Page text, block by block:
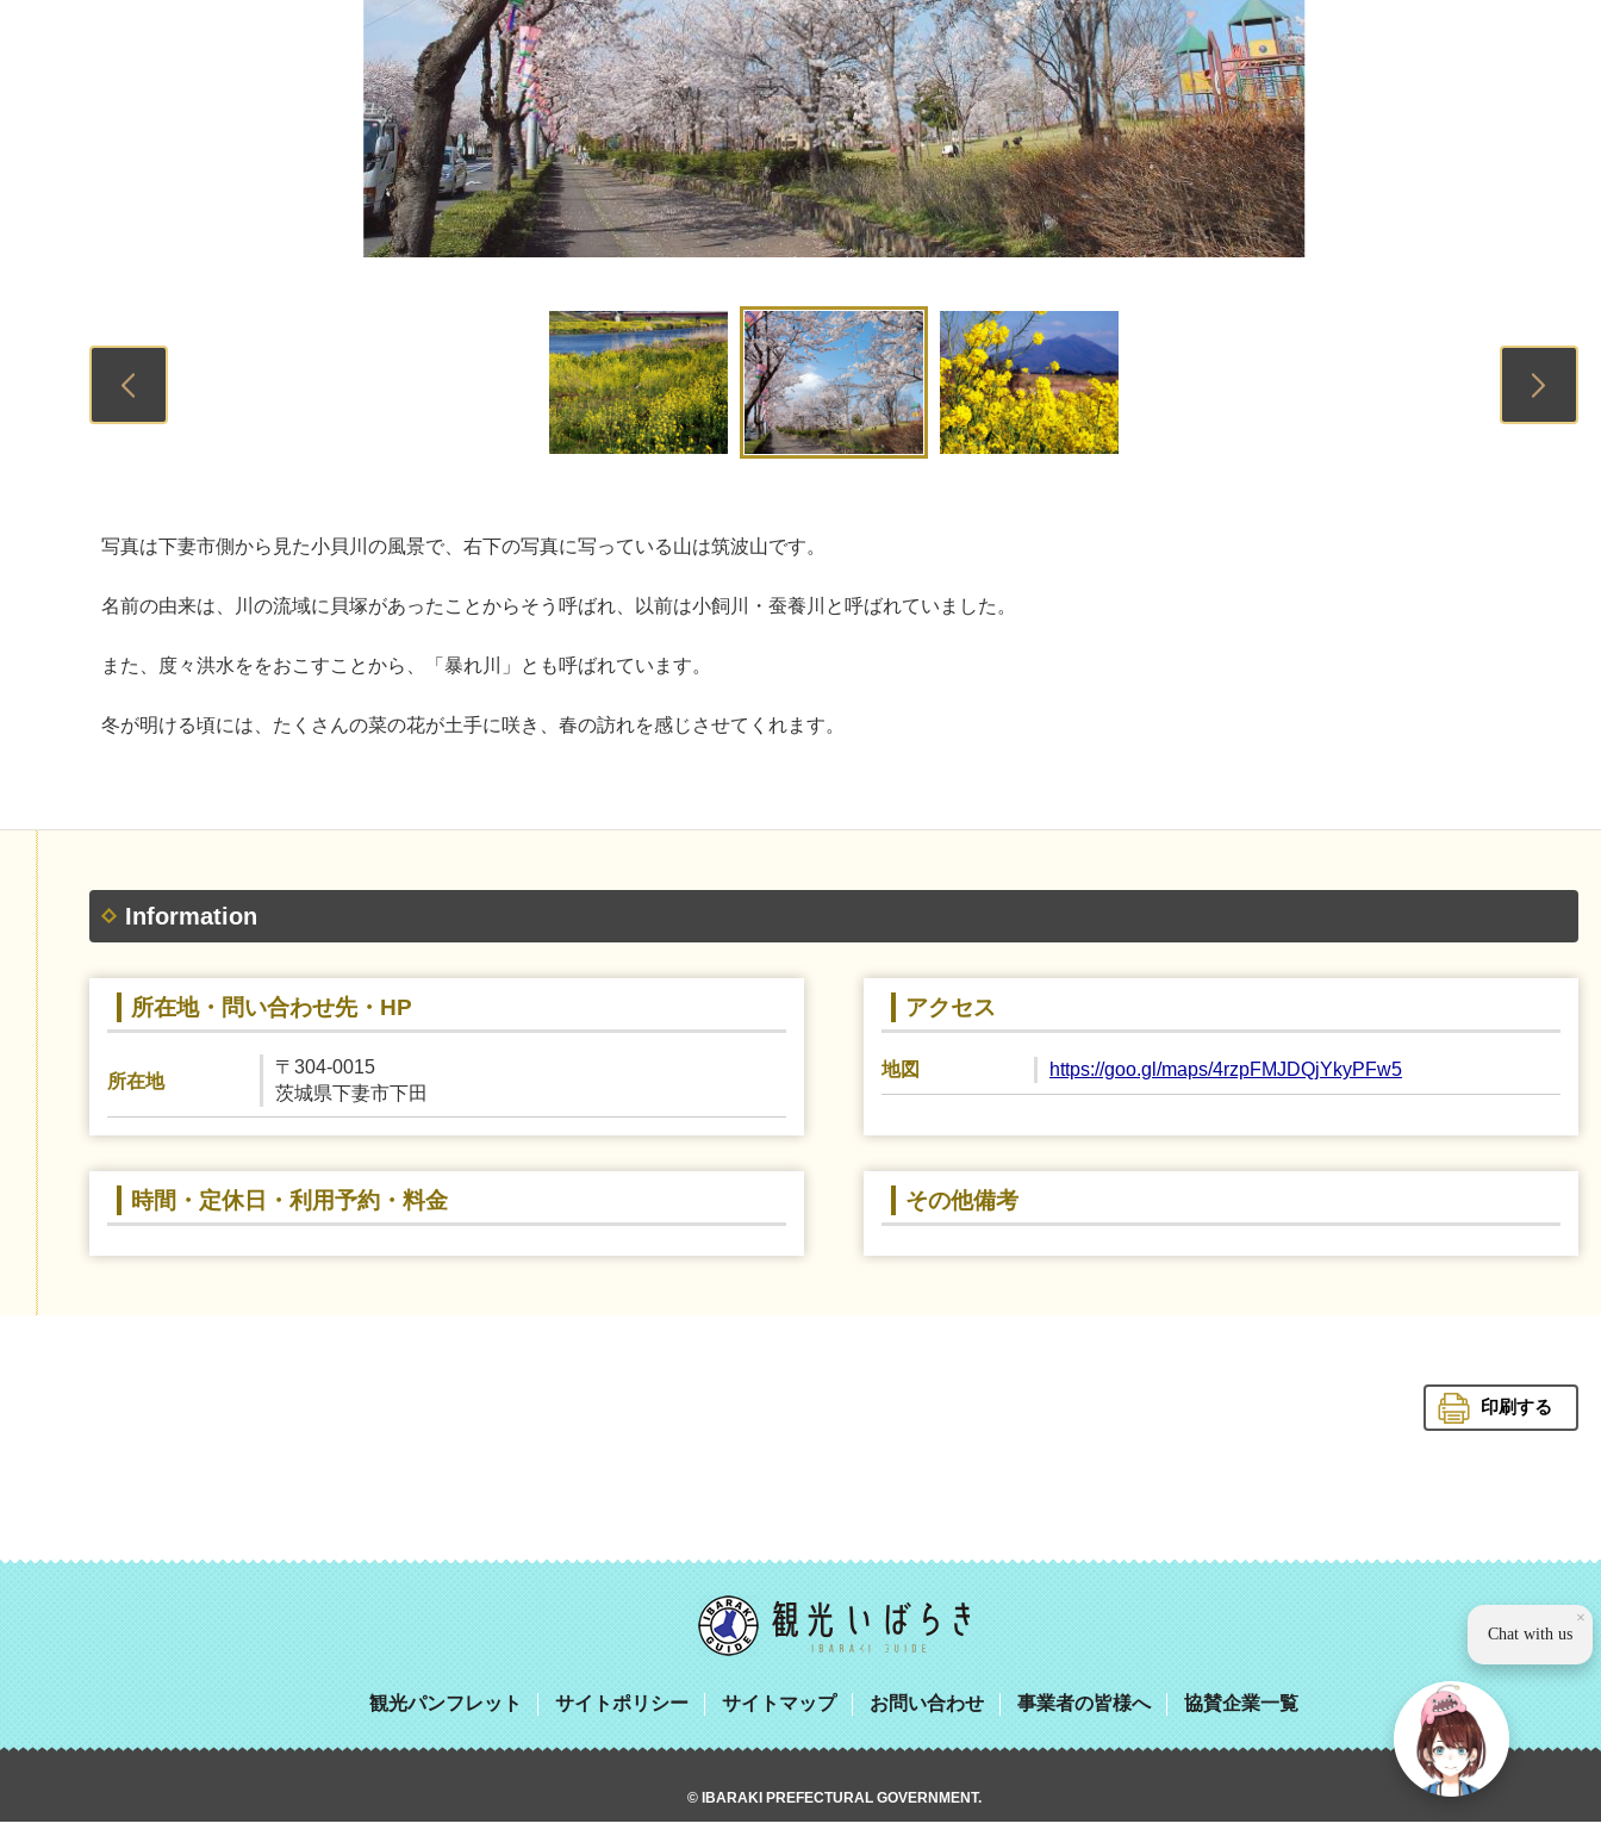
1
写真は下妻市側から見た小貝川の風景で、右下の写真に写っている山は筑波山です。
名前の由来は、川の流域に貝塚があったことからそう呼ばれ、以前は小飼川・蚕養川と呼ばれていました。
また、度々洪水ををおこすことから、「暴れ川」とも呼ばれています。
冬が明ける頃には、たくさんの菜の花が土手に咲き、春の訪れを感じさせてくれます。
Information
所在地・問い合わせ先・HP
所在地
〒304-0015
茨城県下妻市下田
アクセス
地図 https://goo.gl/maps/4rzpFMJDQjYkyPFw5
時間・定休日・利用予約・料金 その他備考
印刷する
観光いば
観光パンフレット サイトポリシー サイトマップ お問い合わせ 事業者の皆様へ 協賛企業一覧
© IBARAKI PREFECTURAL GOVERNMENT.
×
Chat with us